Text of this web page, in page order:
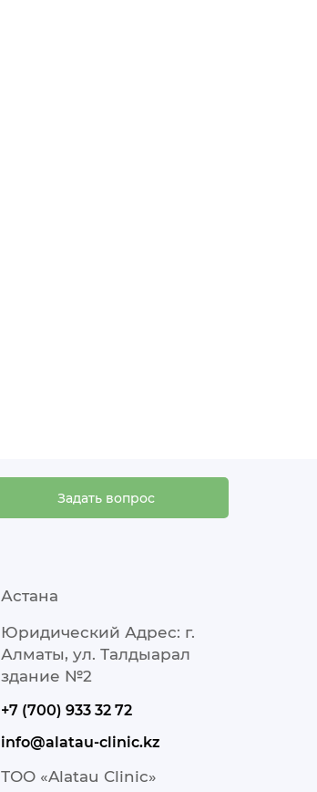
Задать вопрос
Астана
Юридический Адрес: г.
Алматы, ул. Талдыарал
здание №2
+7 (700) 933 32 72
info@alatau-clinic.kz
ТОО «Alatau Clinic»